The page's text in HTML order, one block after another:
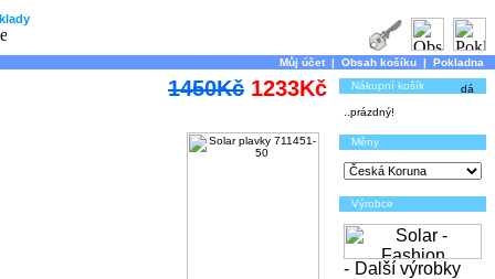
Můj účet | Obsah košíku | Pokladna
1450Kč 1233Kč Nákupní košík
..prázdný!
Měny
Výrobce
- Další výrobky